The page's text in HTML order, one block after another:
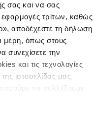
σας και να σας
εφαρμογές τρίτων, καθώς
αποδέχεστε τη δήλωση
μέρη, όπως στους
συνεχίσετε την
και τις τεχνολογίες
ιστοσελίδας μας.
να συλλέξουμε
τη συγκατάθεσή σας